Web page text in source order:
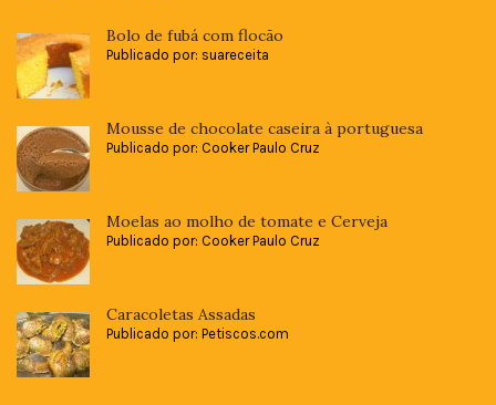
Bolo de fubá com flocão
Publicado por: suareceita
Mousse de chocolate caseira à portuguesa
Publicado por: Cooker Paulo Cruz
Moelas ao molho de tomate e Cerveja
Publicado por: Cooker Paulo Cruz
Caracoletas Assadas
Publicado por: Petiscos.com